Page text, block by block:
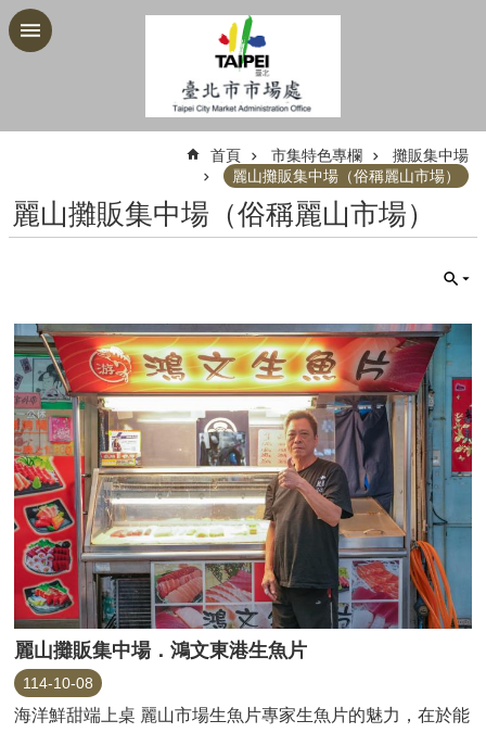
跳到主要內容區塊
首頁 市集特色專欄
攤販集中場
麗山攤販集中場（俗稱麗山市場）
麗山攤販集中場（俗稱麗山市場）
麗山攤販集中場．鴻文東港生魚片
114-10-08
海洋鮮甜端上桌 麗山市場生魚片專家生魚片的魅力，在於能